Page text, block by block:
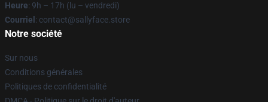
Heure: 9h – 17h (lu – vendredi)
Courriel : contact@sallyface.store
Notre société
Sur nous
Conditions générales
Politiques de confidentialité